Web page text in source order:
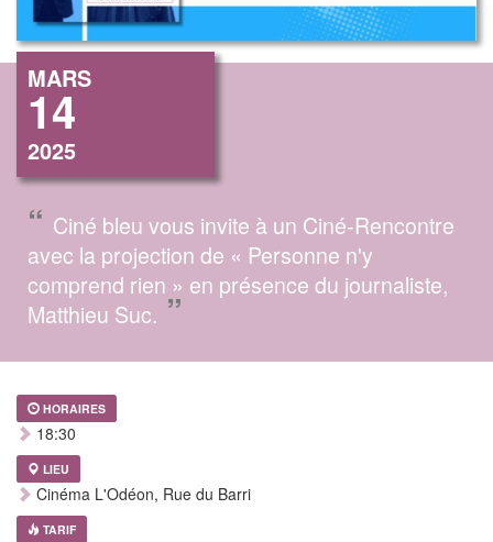
MARS
14
2025
“ Ciné bleu vous invite à un Ciné-Rencontre
avec la projection de « Personne n'y
comprend rien » en présence du journaliste,
Matthieu Suc. ”
HORAIRES
18:30
LIEU
Cinéma L'Odéon, Rue du Barri
TARIF